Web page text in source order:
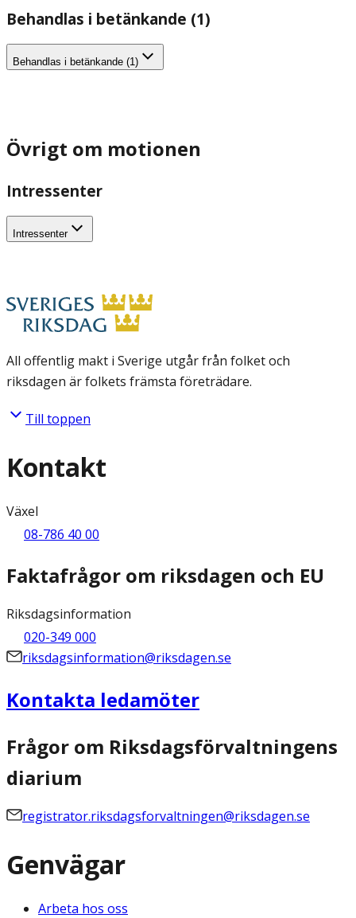
Behandlas i betänkande (1)
Behandlas i betänkande (1)
Övrigt om motionen
Intressenter
Intressenter
All offentlig makt i Sverige utgår från folket och
riksdagen är folkets främsta företrädare.
Till toppen
Kontakt
Växel
08-786 40 00
Faktafrågor om riksdagen och EU
Riksdagsinformation
020-349 000
riksdagsinformation@riksdagen.se
Kontakta ledamöter
Frågor om Riksdagsförvaltningens
diarium
registrator.riksdagsforvaltningen@riksdagen.se
Genvägar
Arbeta hos oss